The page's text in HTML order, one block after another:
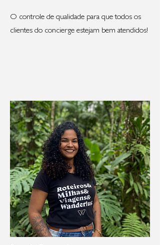
O controle de qualidade para que todos os
clientes do concierge estejam bem atendidos!